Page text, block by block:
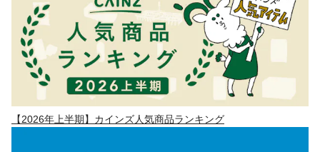
【2026年上半期】カインズ人気商品ランキング